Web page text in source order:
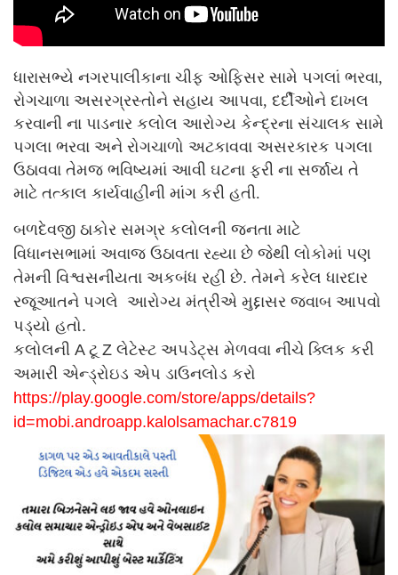
ધારાસભ્યે નગરપાલીકાના ચીફ ઓફિસર સામે પગલાં ભરવા,
રોગચાળા અસરગ્રસ્તોને સહાય આપવા, દર્દીઓને દાખલ
કરવાની ના પાડનાર કલોલ આરોગ્ય કેન્દ્રના સંચાલક સામે
પગલા ભરવા અને રોગચાળો અટકાવવા અસરકારક પગલા
ઉઠાવવા તેમજ ભવિષ્યમાં આવી ઘટના ફરી ના સર્જાય તે
માટે તત્કાલ કાર્યવાહીની માંગ કરી હતી.
બળદેવજી ઠાકોર સમગ્ર કલોલની જનતા માટે
વિધાનસભામાં અવાજ ઉઠાવતા રહ્યા છે જેથી લોકોમાં પણ
તેમની વિશ્વસનીયતા અકબંધ રહી છે. તેમને કરેલ ધારદાર
રજૂઆતને પગલે આરોગ્ય મંત્રીએ મુદ્દાસર જવાબ આપવો
પડ્યો હતો.
કલોલની A ટૂ Z લેટેસ્ટ અપડેટ્સ મેળવવા નીચે ક્લિક કરી
અમારી એન્ડ્રોઇડ એપ ડાઉનલોડ કરો
https://play.google.com/store/apps/details?
id=mobi.androapp.kalolsamachar.c7819